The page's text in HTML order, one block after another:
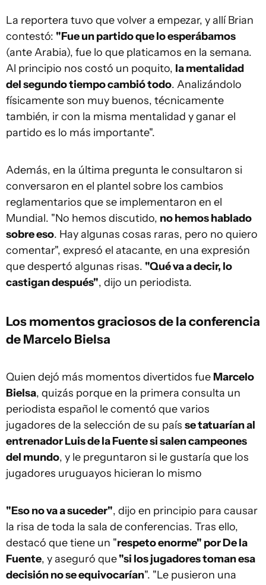
La reportera tuvo que volver a empezar, y allí Brian
contestó: "Fue un partido que lo esperábamos
(ante Arabia), fue lo que platicamos en la semana.
Al principio nos costó un poquito, la mentalidad
del segundo tiempo cambió todo. Analizándolo
físicamente son muy buenos, técnicamente
también, ir con la misma mentalidad y ganar el
partido es lo más importante".
Además, en la última pregunta le consultaron si
conversaron en el plantel sobre los cambios
reglamentarios que se implementaron en el
Mundial. "No hemos discutido, no hemos hablado
sobre eso. Hay algunas cosas raras, pero no quiero
comentar", expresó el atacante, en una expresión
que despertó algunas risas. "Qué va a decir, lo
castigan después", dijo un periodista.
Los momentos graciosos de la conferencia
de Marcelo Bielsa
Quien dejó más momentos divertidos fue Marcelo
Bielsa, quizás porque en la primera consulta un
periodista español le comentó que varios
jugadores de la selección de su país se tatuarían al
entrenador Luis de la Fuente si salen campeones
del mundo, y le preguntaron si le gustaría que los
jugadores uruguayos hicieran lo mismo
"Eso no va a suceder", dijo en principio para causar
la risa de toda la sala de conferencias. Tras ello,
destacó que tiene un "respeto enorme" por De la
Fuente, y aseguró que"si los jugadores toman esa
decisión no se equivocarían". "Le pusieron una